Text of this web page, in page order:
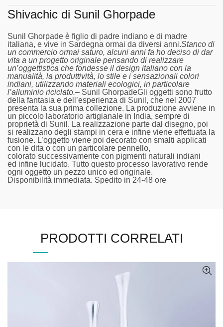
Shivachic di Sunil Ghorpade
Sunil Ghorpade è figlio di padre indiano e di madre
italiana, e vive in Sardegna ormai da diversi anni.Stanco di
un commercio ormai saturo, alcuni anni fa ho deciso di dar
vita a un progetto originale pensando di realizzare
un’oggettistica che fondesse il design italiano con la
manualità, la produttività, lo stile e i sensazionali colori
indiani, utilizzando materiali ecologici, in particolare
l’alluminio riciclato.– Sunil GhorpadeGli oggetti sono frutto
della fantasia e dell’esperienza di Sunil, che nel 2007
presenta la sua prima collezione. La produzione avviene in
un piccolo laboratorio artigianale in India, sempre di
proprietà di Sunil. La realizzazione parte dal disegno, poi
si realizzano degli stampi in cera e infine viene effettuata la
fusione. L’oggetto viene poi decorato con smalti applicati
con le dita o con un particolare pennello,
colorato successivamente con pigmenti naturali indiani
ed infine lucidato. Tutto questo processo lavorativo rende
ogni oggetto un pezzo unico ed originale.
Disponibilità immediata. Spedito in 24-48 ore
PRODOTTI CORRELATI